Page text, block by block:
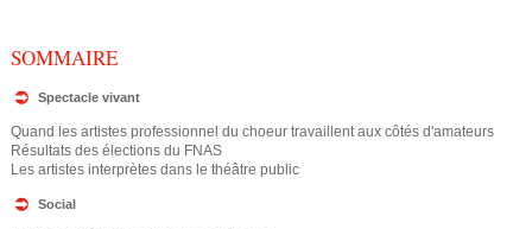
SOMMAIRE
Spectacle vivant
Quand les artistes professionnel du choeur travaillent aux côtés d'amateurs
Résultats des élections du FNAS
Les artistes interprètes dans le théâtre public
Social